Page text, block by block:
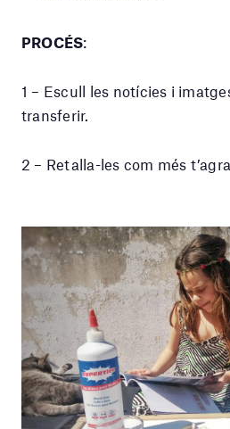
PROCÉS:
1 – Escull les notícies i
transferir.
2 – Retalla-les com més